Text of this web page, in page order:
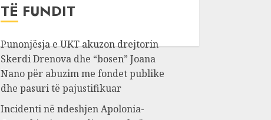
TË FUNDIT
Punonjësja e UKT akuzon drejtorin
Skerdi Drenova dhe “bosen” Joana
Nano për abuzim me fondet publike
dhe pasuri të pajustifikuar
Incidenti në ndeshjen Apolonia-